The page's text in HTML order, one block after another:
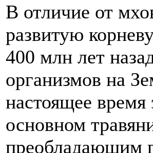
В отличие от
развитую
400 млн лет
организмов на
настоящее
основном
преобладающим